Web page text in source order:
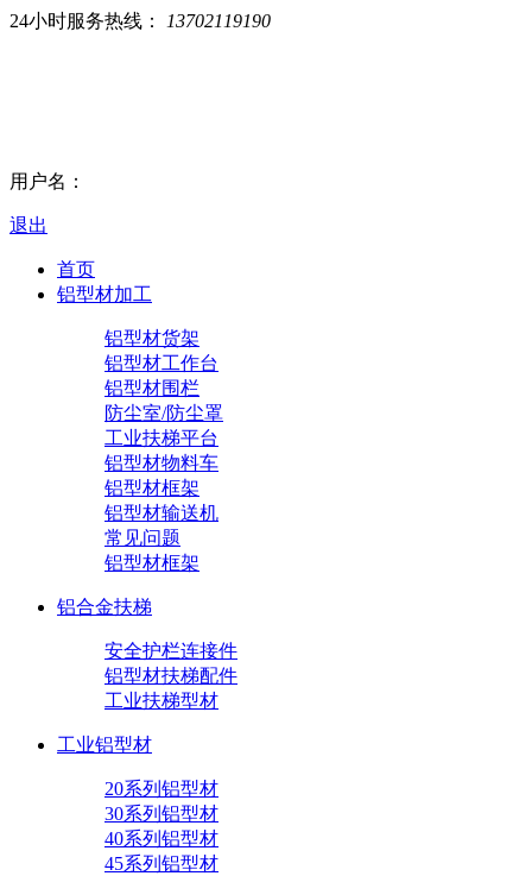
24小时服务热线： 13702119190
用户名：
退出
首页
铝型材加工
铝型材货架
铝型材工作台
铝型材围栏
防尘室/防尘罩
工业扶梯平台
铝型材物料车
铝型材框架
铝型材输送机
常见问题
铝型材框架
铝合金扶梯
安全护栏连接件
铝型材扶梯配件
工业扶梯型材
工业铝型材
20系列铝型材
30系列铝型材
40系列铝型材
45系列铝型材